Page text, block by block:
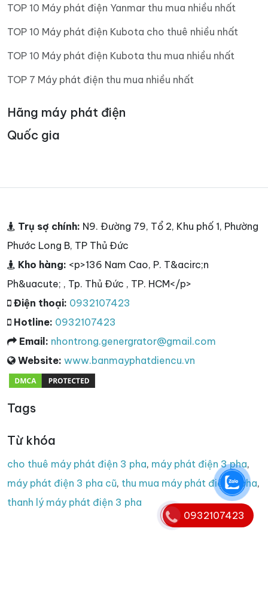
TOP 10 Máy phát điện Yanmar thu mua nhiều nhất
TOP 10 Máy phát điện Kubota cho thuê nhiều nhất
TOP 10 Máy phát điện Kubota thu mua nhiều nhất
TOP 7 Máy phát điện thu mua nhiều nhất
Hãng máy phát điện
Quốc gia
Trụ sợ chính: N9. Đường 79, Tổ 2, Khu phố 1, Phường
Phước Long B, TP Thủ Đức
Kho hàng: <p>136 Nam Cao, P. T&acirc;n
Ph&uacute; , Tp. Thủ Đức , TP. HCM</p>
Điện thoại: 0932107423
Hotline: 0932107423
Email: nhontrong.genergrator@gmail.com
Website: www.banmayphatdiencu.vn
Tags
Từ khóa
cho thuê máy phát điện 3 pha, máy phát điện 3 pha,
máy phát điện 3 pha cũ, thu mua máy phát điện 3 pha,
thanh lý máy phát điện 3 pha
0932107423